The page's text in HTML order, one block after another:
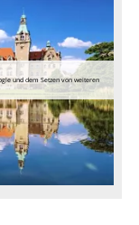
und dem Setzen von weiteren